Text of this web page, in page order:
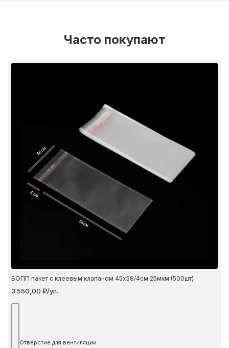
Часто покупают
45 см
4 см
58 см
БОПП пакет с клеевым клапаном 45х58/4см 25мкм (500шт)
3 550,00 ₽/уп.
Отверстие для вентиляции